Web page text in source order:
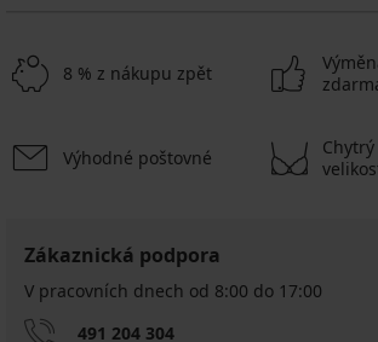
8 % z nákupu zpět
Výhodné poštovné
Zákaznická podpora
V pracovních dnech od 8:00 do 17:00
491 204 304